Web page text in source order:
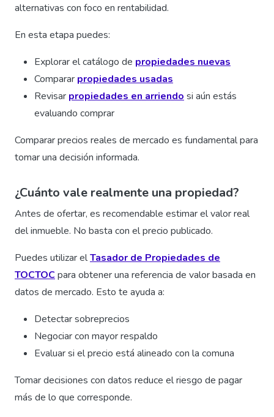
alternativas con foco en rentabilidad.
En esta etapa puedes:
Explorar el catálogo de propiedades nuevas
Comparar propiedades usadas
Revisar propiedades en arriendo si aún estás
evaluando comprar
Comparar precios reales de mercado es fundamental para
tomar una decisión informada.
¿Cuánto vale realmente una propiedad?
Antes de ofertar, es recomendable estimar el valor real
del inmueble. No basta con el precio publicado.
Puedes utilizar elTasador de Propiedades de
TOCTOCpara obtener una referencia de valor basada en
datos de mercado. Esto te ayuda a:
Detectar sobreprecios
Negociar con mayor respaldo
Evaluar si el precio está alineado con la comuna
Tomar decisiones con datos reduce el riesgo de pagar
más de lo que corresponde.